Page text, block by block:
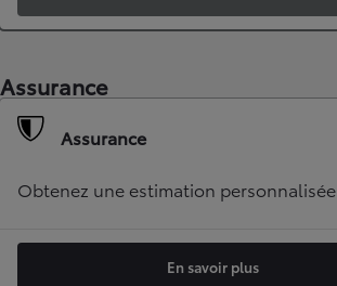
Assurance
Assurance
Obtenez une estimation personnalisée
En savoir plus